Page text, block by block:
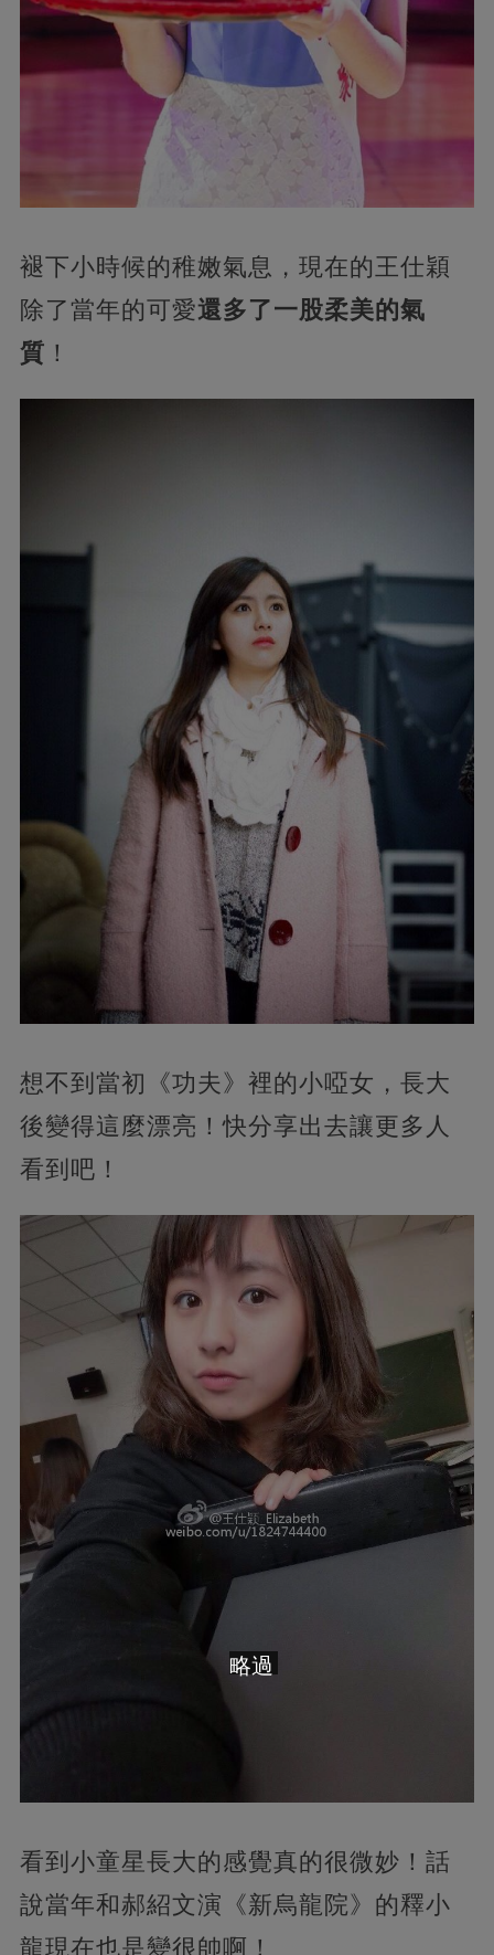
褪下小時候的稚嫩氣息，現在的王仕穎
除了當年的可愛還多了一股柔美的氣
質 ！
想不到當初《功夫》裡的小啞女，長大
後變得這麼漂亮！快分享出去讓更多人
看到吧！
看到小童星長大的感覺真的很微妙！話
說當年和郝紹文演《新烏龍院》的釋小
龍現在也是變很帥啊！
略過